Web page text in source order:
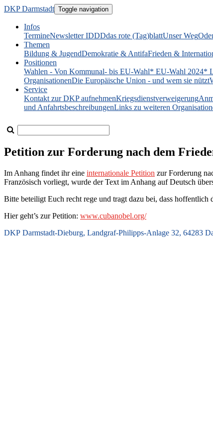
DKP Darmstadt Toggle navigation
Infos
TermineNewsletter IDDDdas rote (Tag)blattUnser Weg
Themen
Bildung & JugendDemokratie & AntifaFrieden &
Positionen
Wahlen - Von Kommunal- bis EU-Wahl* EU-Wahl 2024*
OrganisationenDie Europäische Union - und wem sie nützt
Service
Kontakt zur DKP aufnehmenKriegsdienstverweigerung
und AnfahrtsbeschreibungenLinks zu weiteren
Petition zur Forderung nach dem
Im Anhang findet ihr eine internationale Petition zur Forderung
Französisch vorliegt, wurde der Text im Anhang auf Deutsch
Bitte beteiligt Euch recht rege und tragt dazu bei, dass
Hier geht’s zur Petition: www.cubanobel.org/
DKP Darmstadt-Dieburg, Landgraf-Philipps-Anlage 32, 64283